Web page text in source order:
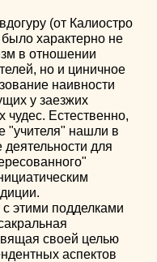
(от Калиостро
характерно не
в отношении
но и циничное
наивности
у заезжих
чудес. Естественно,
"учителя" нашли в
для
этими подделками
своей целью
аспектов